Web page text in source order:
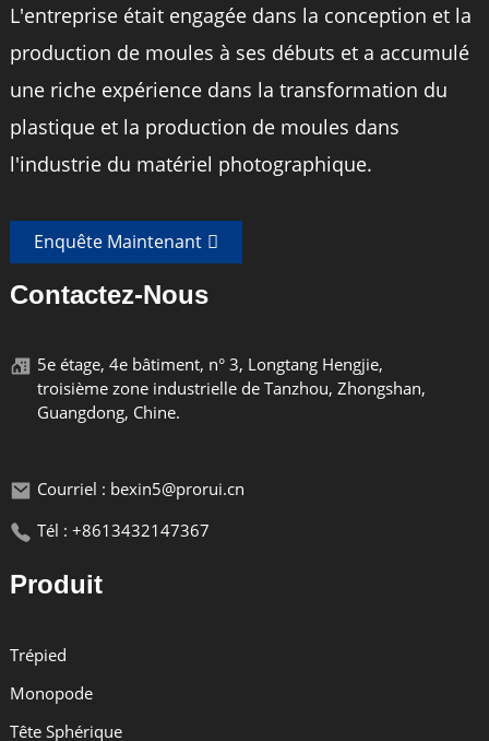
L'entreprise était engagée dans la conception et la
production de moules à ses débuts et a accumulé
une riche expérience dans la transformation du
plastique et la production de moules dans
l'industrie du matériel photographique.
Enquête Maintenant
Contactez-Nous
5e étage, 4e bâtiment, n° 3, Longtang Hengjie,
troisième zone industrielle de Tanzhou, Zhongshan,
Guangdong, Chine.
Courriel : bexin5@prorui.cn
Tél : +8613432147367
Produit
Trépied
Monopode
Tête Sphérique